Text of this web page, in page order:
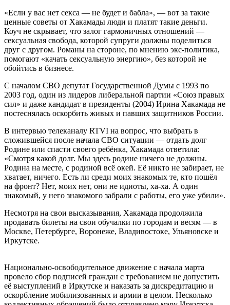
«Если у вас нет секса — не будет и бабла», — вот за такие
ценные советы от Хакамады люди и платят такие деньги.
Коуч не скрывает, что залог гармоничных отношений —
сексуальная свобода, которой супруги должны поделиться
друг с другом. Романы на стороне, по мнению экс-политика,
помогают «качать сексуальную энергию», без которой не
обойтись в бизнесе.
С началом СВО депутат Государственной Думы с 1993 по
2003 год, один из лидеров либеральной партии «Союз правых
сил» и даже кандидат в президенты (2004) Ирина Хакамада не
постеснялась оскорбить живых и павших защитников России.
В интервью телеканалу RTVI на вопрос, что выбрать в
сложившейся после начала СВО ситуации — отдать долг
Родине или спасти своего ребёнка, Хакамада ответила:
«Смотря какой долг. Мы здесь родине ничего не должны.
Родина на месте, с родиной всё окей. Её никто не забирает, не
хватает, ничего. Есть ли среди моих знакомых те, кто пошёл
на фронт? Нет, моих нет, они не идиоты, ха-ха. А один
знакомый, у него знакомого забрали с работы, его уже убили».
Несмотря на свои высказывания, Хакамада продолжила
продавать билеты на свои обучалки по городам и весям — в
Москве, Петербурге, Воронеже, Владивостоке, Ульяновске и
Иркутске.
Национально-освободительное движение с начала марта
провело сбор подписей граждан с требованием не допустить
её выступлений в Иркутске и наказать за дискредитацию и
оскорбление мобилизованных и армии в целом. Несколько